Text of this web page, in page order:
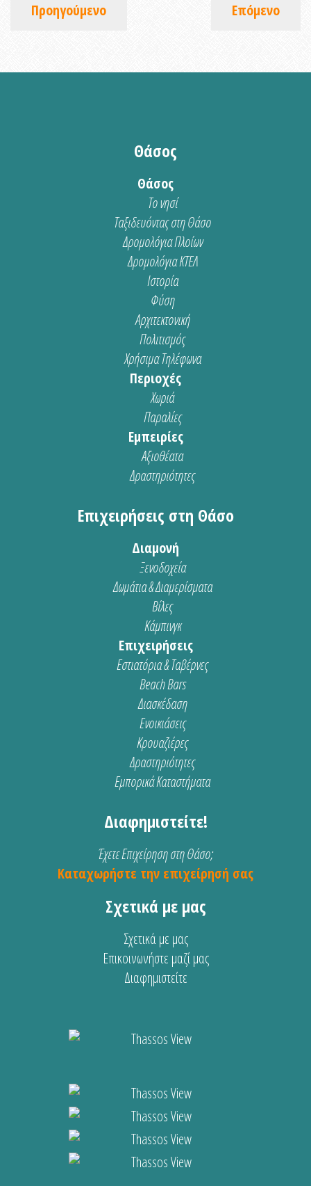
Προηγούμενο Επόμενο
Θάσος
Θάσος
Το νησί
Ταξιδευόντας στη Θάσο
Δρομολόγια Πλοίων
Δρομολόγια ΚΤΕΛ
Ιστορία
Φύση
Αρχιτεκτονική
Πολιτισμός
Χρήσιμα Τηλέφωνα
Περιοχές
Χωριά
Παραλίες
Εμπειρίες
Αξιοθέατα
Δραστηριότητες
Επιχειρήσεις στη Θάσο
Διαμονή
Ξενοδοχεία
Δωμάτια & Διαμερίσματα
Βίλες
Κάμπινγκ
Επιχειρήσεις
Εστιατόρια & Ταβέρνες
Beach Bars
Διασκέδαση
Ενοικιάσεις
Κρουαζιέρες
Δραστηριότητες
Εμπορικά Καταστήματα
Διαφημιστείτε!
Έχετε Επιχείρηση στη Θάσο;
Καταχωρήστε την επιχείρησή σας
Σχετικά με μας
Σχετικά με μας
Επικοινωνήστε μαζί μας
Διαφημιστείτε